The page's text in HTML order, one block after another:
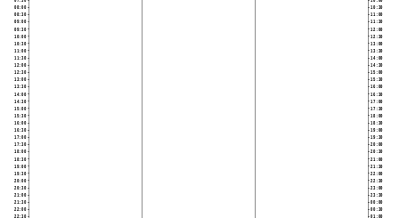
08:00
08:30
09:00
09:30
10:00
10:30
11:00
11:30
12:00
12:30
13:00
13:30
14:00
14:30
15:00
15:30
16:00
16:30
17:00
17:30
18:00
18:30
19:00
19:30
20:00
20:30
21:00
21:30
22:00
10:30
11:00
11:30
12:00
12:30
13:00
13:30
14:00
14:30
15:00
15:30
16:00
16:30
17:00
17:30
18:00
18:30
19:00
19:30
20:00
20:30
21:00
21:30
22:00
22:30
23:00
23:30
00:00
00:30